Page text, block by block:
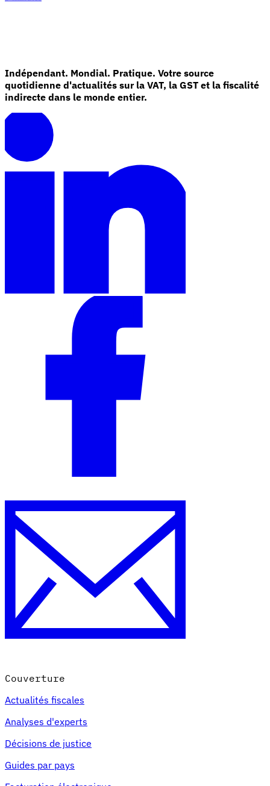
Indépendant. Mondial. Pratique. Votre source
quotidienne d'actualités sur la VAT, la GST et la fiscalité
indirecte dans le monde entier.
Couverture
Actualités fiscales
Analyses d'experts
Décisions de justice
Guides par pays